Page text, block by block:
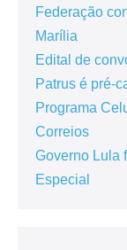
Federação
Marília
Edital de
Patrus é pré-
Programa
Correios
Governo Lula
Especial